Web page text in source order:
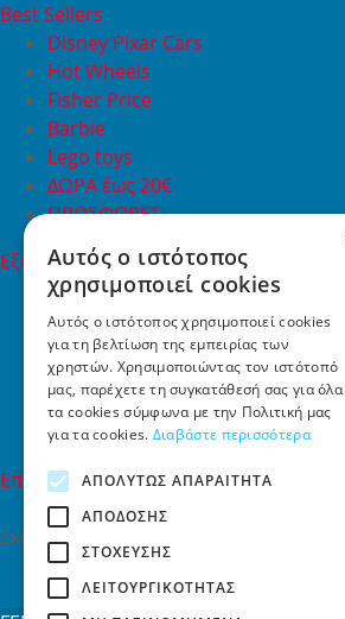
Best Sellers
Disney Pixar Cars
Hot Wheels
Fisher Price
Barbie
Lego toys
ΔΩΡΑ έως 20€
ΠΡΟΣΦΟΡΕΣ
Εξυπηρέτηση Πελατών
Εξυπηρέτηση πελατών
Συχνές ερωτήσεις
Όροι χρήσης
Τρόποι Πληρωμής
Επιστροφές
Επικοινωνία
Επικοινωνία
Σκαλάνι, Ηράκλειο Κρήτης
2810731415
info[at]toys4u.gr
Αυτός ο ιστότοπος
χρησιμοποιεί cookies
Αυτός ο ιστότοπος χρησιμοποιεί cookies
για τη βελτίωση της εμπειρίας των
χρηστών. Χρησιμοποιώντας τον ιστότοπό
μας, παρέχετε τη συγκατάθεσή σας για όλα
τα cookies σύμφωνα με την Πολιτική μας
για τα cookies. Διαβάστε περισσότερα
ΑΠΟΛΎΤΩΣ ΑΠΑΡΑΊΤΗΤΑ
ΑΠΌΔΟΣΗΣ
ΣΤΌΧΕΥΣΗΣ
ΛΕΙΤΟΥΡΓΙΚΌΤΗΤΑΣ